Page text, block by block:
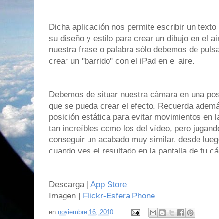
Dicha aplicación nos permite escribir un
su diseño y estilo para crear un dibujo en el
nuestra frase o palabra sólo debemos de
crear un "barrido" con el iPad en el aire.
Debemos de situar nuestra cámara en una
que se pueda crear el efecto. Recuerda
posición estática para evitar movimientos en
tan increíbles como los del vídeo, pero
conseguir un acabado muy similar, desde
cuando ves el resultado en la pantalla de tu
Descarga | App Store
Imagen | Flickr-EsferaiPhone
en noviembre 16, 2010